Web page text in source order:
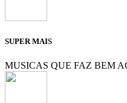
SUPER MAIS
MUSICAS QUE FAZ BEM